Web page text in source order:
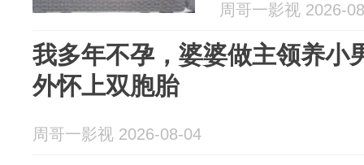
周哥一影视 2026-
我多年不孕，婆婆做主领养小
外怀上双胞胎
周哥一影视 2026-08-04